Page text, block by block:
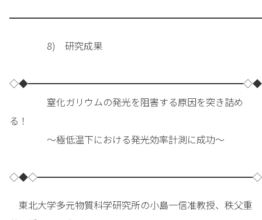
8) 研究成果
窒化ガリウムの発光を阻害する原因を突き詰め
る！
～極低温下における発光効率計測に成功～
東北大学多元物質科学研究所の小島一信准教授、秩父重